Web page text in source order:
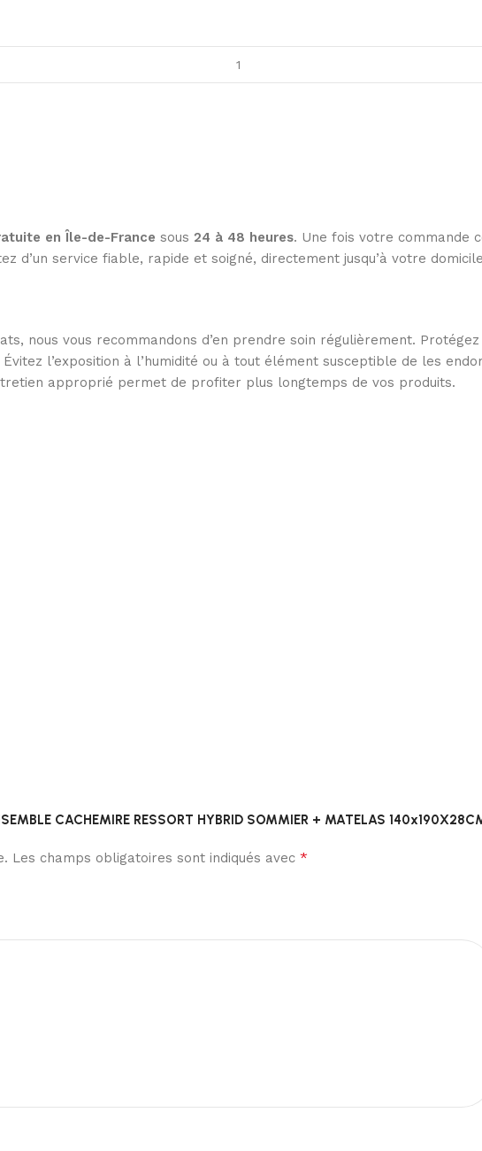
en Île-de-France sous 24 à 48 heures. Une fois votre commande
d’un service fiable, rapide et soigné, directement jusqu’à votre
nous vous recommandons d’en prendre soin régulièrement.
l’exposition à l’humidité ou à tout élément susceptible de les
approprié permet de profiter plus longtemps de vos produits.
CACHEMIRE RESSORT HYBRID SOMMIER + MATELAS
Les champs obligatoires sont indiqués avec *